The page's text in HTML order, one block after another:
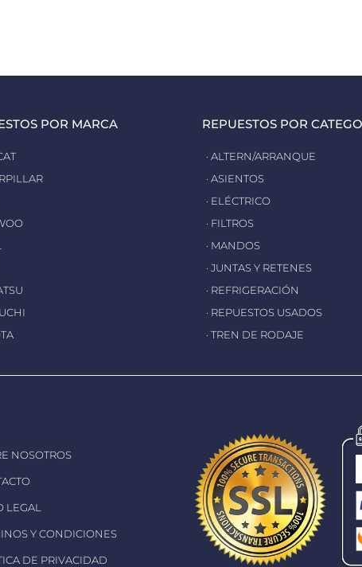
POR MARCA REPUESTOS POR
· ALTERN/ARRANQUE
· ASIENTOS
· ELÉCTRICO
· FILTROS
· MANDOS
· JUNTAS Y RETENES
· REFRIGERACIÓN
· REPUESTOS USADOS
· TREN DE RODAJE
NOSOTROS
LEGAL
Y CONDICIONES
DE PRIVACIDAD